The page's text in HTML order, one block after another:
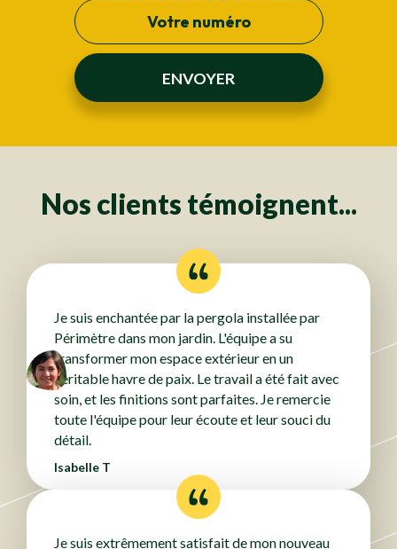
Nos clients témoignent...
Je suis enchantée par la pergola installée par
Périmètre dans mon jardin. L'équipe a su
transformer mon espace extérieur en un
véritable havre de paix. Le travail a été fait avec
soin, et les finitions sont parfaites. Je remercie
toute l'équipe pour leur écoute et leur souci du
détail.
Isabelle T
Je suis extrêmement satisfait de mon nouveau